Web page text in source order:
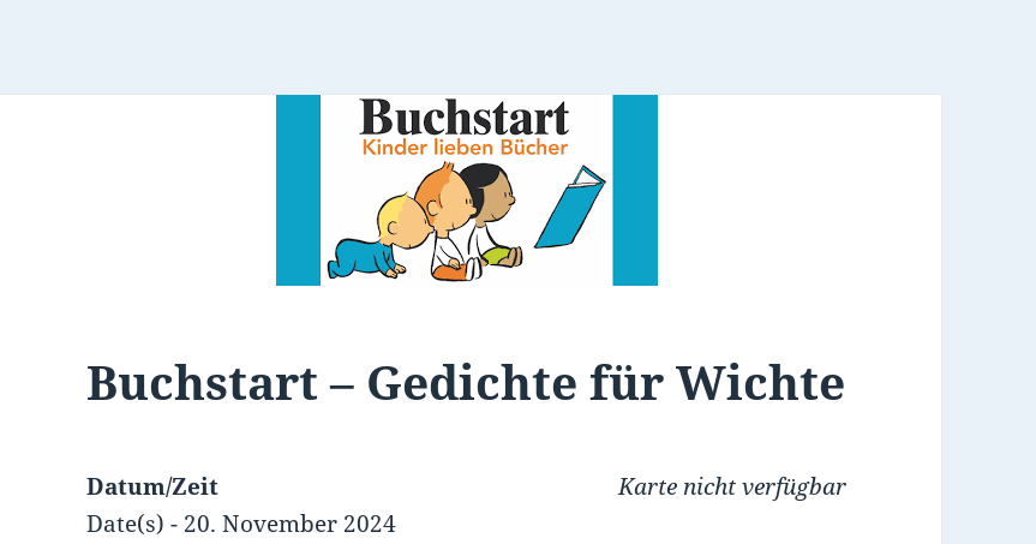
Buchstart – Gedichte für Wichte
Karte nicht verfügbar
Datum/Zeit
Date(s) - 20. November 2024